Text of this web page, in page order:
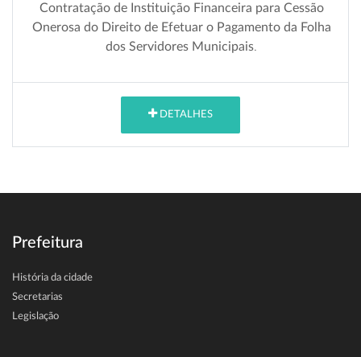
Contratação de Instituição Financeira para Cessão
Onerosa do Direito de Efetuar o Pagamento da Folha
dos Servidores Municipais.
DETALHES
Prefeitura
História da cidade
Secretarias
Legislação